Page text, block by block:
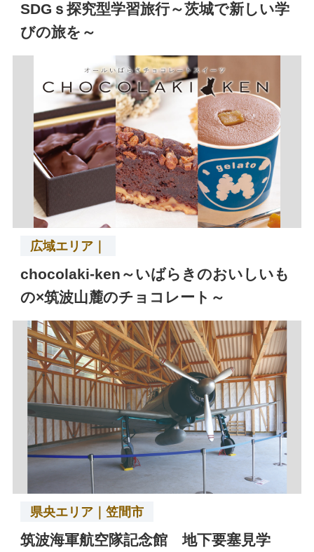
SDGｓ探究型学習旅行～茨城で新しい学
びの旅を～
広域エリア｜
chocolaki-ken～いばらきのおいしいも
の×筑波山麓のチョコレート～
県央エリア｜笠間市
筑波海軍航空隊記念館 地下要塞見学